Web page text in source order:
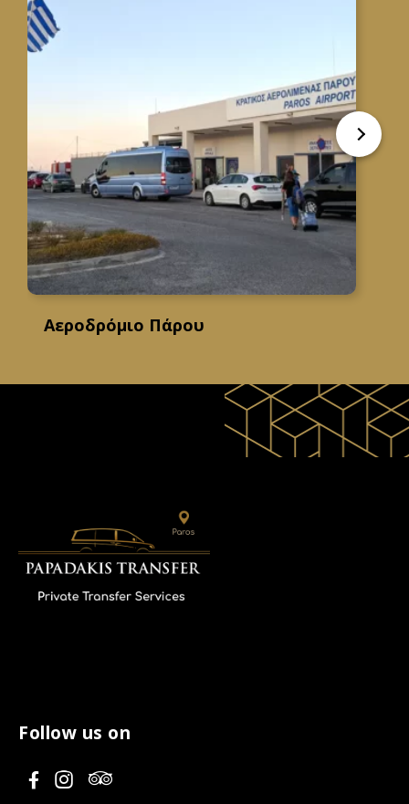
Αεροδρόμιο Πάρου
Follow us on
V
V
V